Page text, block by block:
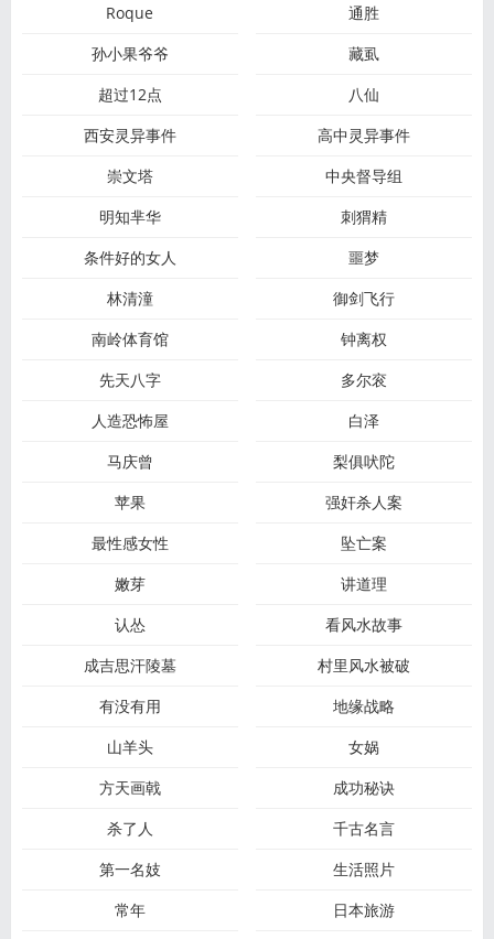
Roque
通胜
孙小果爷爷
藏虱
超过12点
八仙
西安灵异事件
高中灵异事件
崇文塔
中央督导组
明知芈华
刺猬精
条件好的女人
噩梦
林清潼
御剑飞行
南岭体育馆
钟离权
先天八字
多尔衮
人造恐怖屋
白泽
马庆曾
梨俱吠陀
苹果
强奸杀人案
最性感女性
坠亡案
嫩芽
讲道理
认怂
看风水故事
成吉思汗陵墓
村里风水被破
有没有用
地缘战略
山羊头
女娲
方天画戟
成功秘诀
杀了人
千古名言
第一名妓
生活照片
常年
日本旅游